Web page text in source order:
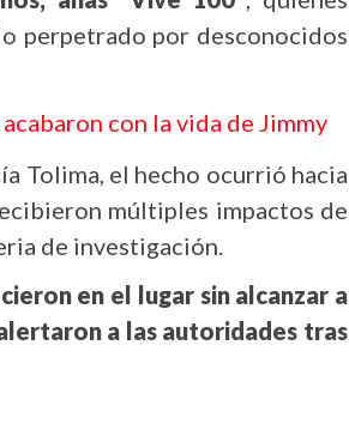
perpetrado por desconocidos
con la vida de Jimmy
Tolima, el hecho ocurrió hacia
múltiples impactos de
de investigación.
en el lugar sin alcanzar a
a las autoridades tras